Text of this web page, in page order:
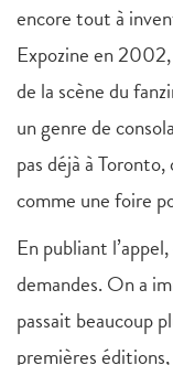
encore tout à
Expozine en
de la scène du
un genre de
pas déjà à
comme une foire
En publiant
demandes. On a
passait beaucoup
premières